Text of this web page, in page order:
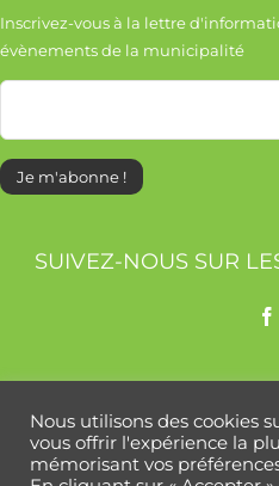
Inscrivez-vous à la lettre
évènements de la municipalité
SUIVEZ-NOUS SUR
Nous utilisons des cookies
vous offrir l'expérience la
mémorisant vos